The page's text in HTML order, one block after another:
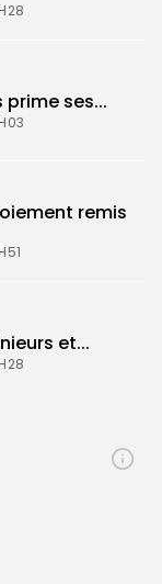
prime ses...
remis
et...